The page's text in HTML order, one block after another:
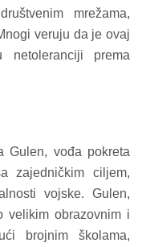
mrežama,
veruju da je ovaj
netoleranciji prema
Gulen, vođa pokreta
zajedničkim ciljem,
vojske. Gulen,
velikim obrazovnim i
brojnim školama,